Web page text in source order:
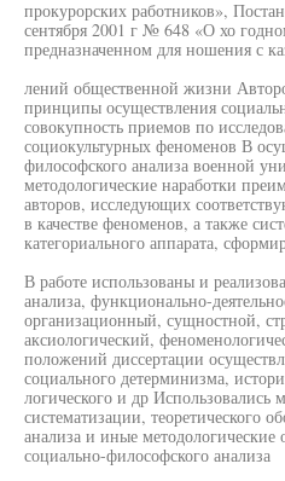
прокурорских работников»,
сентября 2001 г № 648 «О хо
предназначенном для ношения с
лений общественной жизни
принципы осуществления
совокупность приемов по
социокультурных феноменов В
философского анализа военной
методологические наработки
авторов, исследующих
в качестве феноменов, а также
категориального аппарата,
В работе использованы и
анализа, функционально-
организационный, сущностной,
аксиологический,
положений диссертации
социального детерминизма,
логического и др Использовались
систематизации, теоретического
анализа и иные методологические
социально-философского анализа